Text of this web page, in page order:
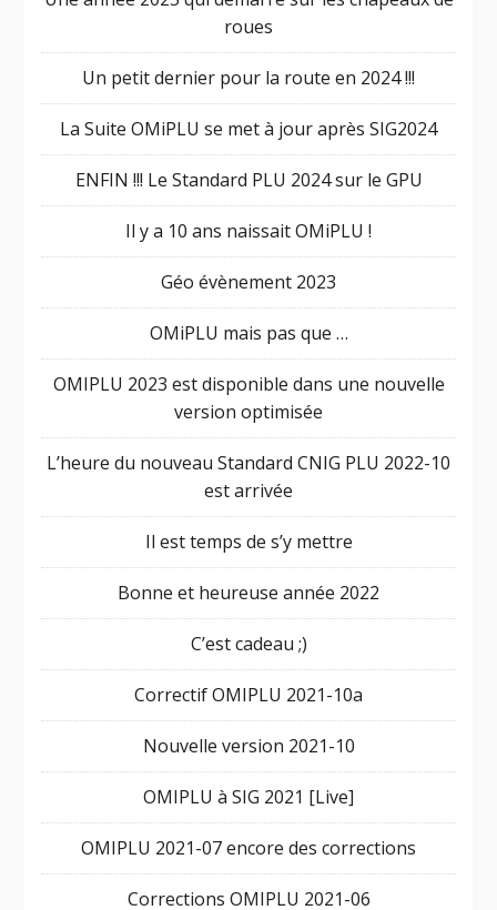
roues
Un petit dernier pour la route en 2024 !!!
La Suite OMiPLU se met à jour après SIG2024
ENFIN !!! Le Standard PLU 2024 sur le GPU
Il y a 10 ans naissait OMiPLU !
Géo évènement 2023
OMiPLU mais pas que …
OMIPLU 2023 est disponible dans une nouvelle
version optimisée
L’heure du nouveau Standard CNIG PLU 2022-10
est arrivée
Il est temps de s’y mettre
Bonne et heureuse année 2022
C’est cadeau ;)
Correctif OMIPLU 2021-10a
Nouvelle version 2021-10
OMIPLU à SIG 2021 [Live]
OMIPLU 2021-07 encore des corrections
Corrections OMIPLU 2021-06